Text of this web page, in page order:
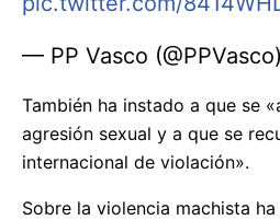
— PP Vasco (@PPVasco)
También ha instado a que se
agresión sexual y a que se
internacional de violación».
Sobre la violencia machista